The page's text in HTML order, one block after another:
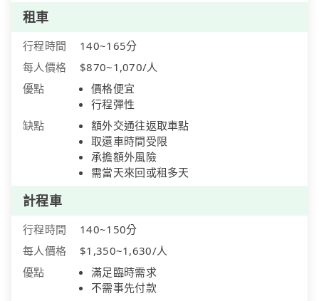
租車
行程時間
140~165分
每人價格
$870~1,070/人
優點
價格便宜
行程彈性
缺點
額外交通往返取車點
取還車時間受限
承擔額外風險
需當天來回或租多天
計程車
行程時間
140~150分
每人價格
$1,350~1,630/人
優點
滿足臨時需求
不需事先付款